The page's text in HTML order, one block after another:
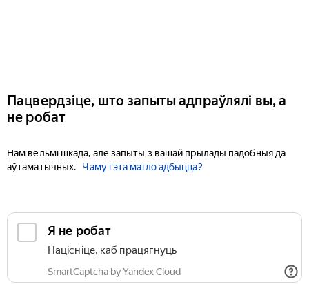
Пацвердзіце, што запыты адпраўлялі вы, а
не робат
Нам вельмі шкада, але запыты з вашай прылады падобныя да
аўтаматычных.
Чаму гэта магло адбыцца?
Я не робат
Націсніце, каб працягнуць
SmartCaptcha by Yandex Cloud